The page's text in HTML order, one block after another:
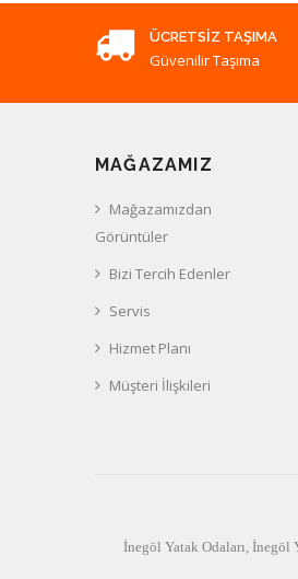
ÜCRETSIZ TAŞIMA
Güvenilir Taşıma
MAĞAZAMIZ
Mağazamızdan
Görüntüler
Bizi Tercih Edenler
Servis
Hizmet Planı
Müşteri İlişkileri
İnegöl Yatak Odaları İnegöl